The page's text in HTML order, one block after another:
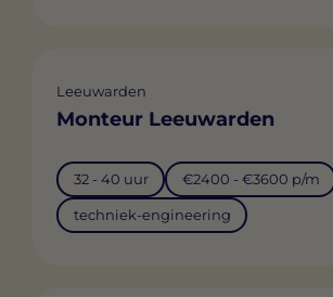
Leeuwarden
Monteur Leeuwarden
32 - 40 uur €2400 - €3600 p/m
techniek-engineering